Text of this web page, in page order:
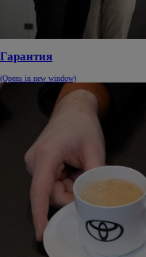
Гарантия
(Opens in new window)